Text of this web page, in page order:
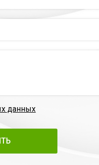
данных